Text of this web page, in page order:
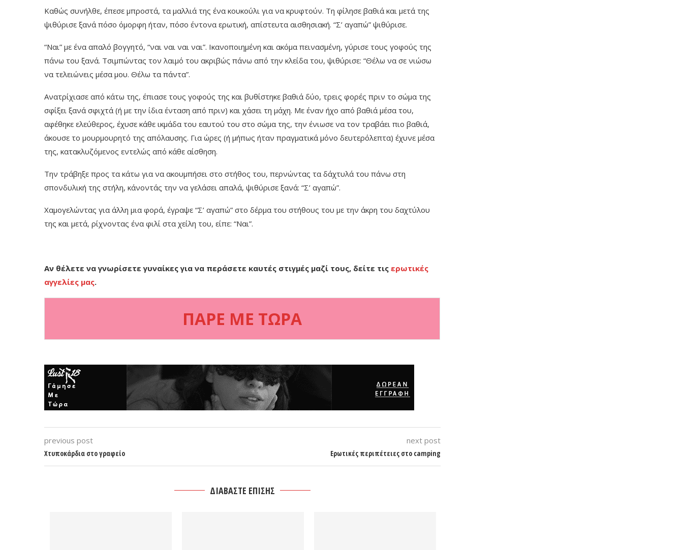
Καθώς συνήλθε, έπεσε μπροστά, τα μαλλιά της ένα κουκούλι για να κρυφτούν. Τη φίλησε βαθιά και μετά της
ψιθύρισε ξανά πόσο όμορφη ήταν, πόσο έντονα ερωτική, απίστευτα αισθησιακή. “Σ’ αγαπώ” ψιθύρισε.
“Ναι” με ένα απαλό βογγητό, “ναι ναι ναι ναι”. Ικανοποιημένη και ακόμα πεινασμένη, γύρισε τους γοφούς της
πάνω του ξανά. Τσιμπώντας τον λαιμό του ακριβώς πάνω από την κλείδα του, ψιθύρισε: “Θέλω να σε νιώσω
να τελειώνεις μέσα μου. Θέλω τα πάντα”.
Ανατρίχιασε από κάτω της, έπιασε τους γοφούς της και βυθίστηκε βαθιά δύο, τρεις φορές πριν το σώμα της
σφίξει ξανά σφιχτά (ή με την ίδια ένταση από πριν) και χάσει τη μάχη. Με έναν ήχο από βαθιά μέσα του,
αφέθηκε ελεύθερος, έχυσε κάθε ικμάδα του εαυτού του στο σώμα της, την ένιωσε να τον τραβάει πιο βαθιά,
άκουσε το μουρμουρητό της απόλαυσης. Για ώρες (ή μήπως ήταν πραγματικά μόνο δευτερόλεπτα) έχυνε μέσα
της, κατακλυζόμενος εντελώς από κάθε αίσθηση.
Την τράβηξε προς τα κάτω για να ακουμπήσει στο στήθος του, περνώντας τα δάχτυλά του πάνω στη
σπονδυλική της στήλη, κάνοντάς την να γελάσει απαλά, ψιθύρισε ξανά: “Σ’ αγαπώ”.
Χαμογελώντας για άλλη μια φορά, έγραψε “Σ’ αγαπώ” στο δέρμα του στήθους του με την άκρη του δαχτύλου
της και μετά, ρίχνοντας ένα φιλί στα χείλη του, είπε: “Ναι”.
Αν θέλετε να γνωρίσετε γυναίκες για να περάσετε καυτές στιγμές μαζί τους, δείτε τις ερωτικές
αγγελίες μας.
ΠΑΡΕ ΜΕ ΤΩΡΑ
previous post
Χτυποκάρδια στο γραφείο
next post
Ερωτικές περιπέτειες στο camping
ΔΙΑΒΑΣΤΕ ΕΠΙΣΗΣ